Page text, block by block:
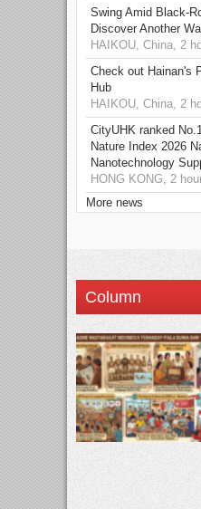
Swing Amid
Discover Another
HAIKOU, China, 2
Check out Hainan's
Hub
HAIKOU, China, 2
CityUHK ranked
Nature Index 2026
Nanotechnology
HONG KONG, 2
More news
Column